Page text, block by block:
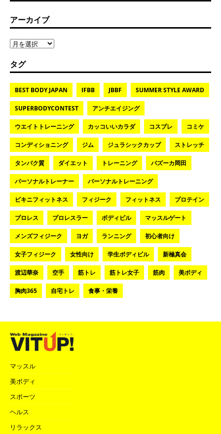
アーカイブ
タグ
BEST BODY JAPAN IFBB JBBF SUMMER STYLE AWARD
SUPERBODYCONTEST アンチエイジング
ウエイトトレーニング カッコいいカラダ コスプレ コミケ
コンディショニング ジム ジュラシックカップ ストレッチ
タンパク質 ダイエット トレーニング バズーカ岡田
パーソナルトレーナー パーソナルトレーニング
ビキニフィットネス フィジーク フィットネス プロテイン
プロレス プロレスラー ボディビル マッスルゲート
メンズフィジーク ヨガ ランニング 初心者向け
女子フィジーク 女性向け 学生ボディビル 新極真会
渡辺華奈 空手 筋トレ 筋トレ女子 筋肉 美ボディ
胸肉365 自宅トレ 食事・栄養
マッスル
美ボディ
スポーツ
ヘルス
リラックス